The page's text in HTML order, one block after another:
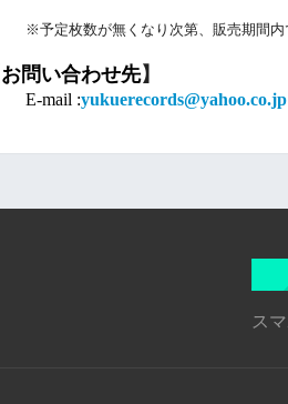
※予定枚数が無くなり次第、販売期間内
お問い合わせ先】
E-mail :yukuerecords@yahoo.co.jp
ス